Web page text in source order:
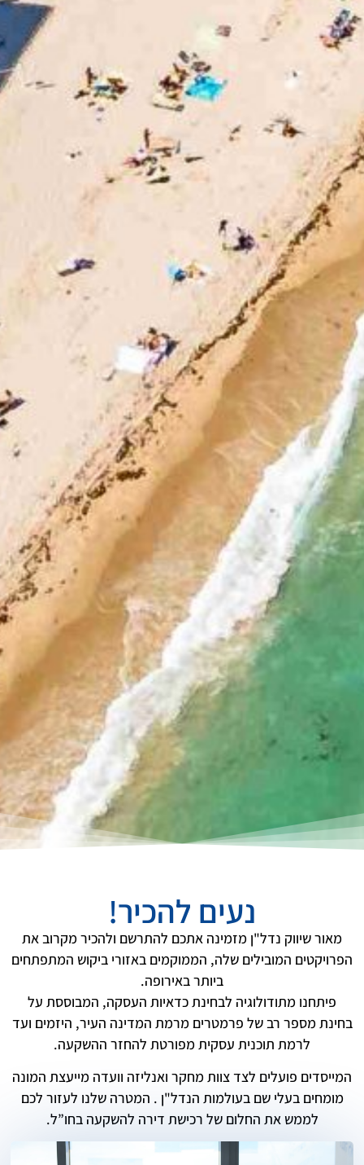
מאור שיווק נדלן
שיווק נדלן בנלאומי
תאמו פגישה
מאור שיווק נדלן
שיווק נדלן בנלאומי
תאמו פגישה
מאור שיווק נדלן
שיווק נדלן בנלאומי
תאמו פגישה
מאור שיווק נדלן
שיווק נדלן בנלאומי
תאמו פגישה
מאור שיווק נדלן
שיווק נדלן בנלאומי
תאמו פגישה
מאור שיווק נדלן
שיווק נדלן בנלאומי
תאמו פגישה
מאור שיווק נדלן
שיווק נדלן בנלאומי
תאמו פגישה
מאור שיווק נדלן
שיווק נדלן בנלאומי
תאמו פגישה
מאור שיווק נדלן
שיווק נדלן בנלאומי
תאמו פגישה
מאור שיווק נדלן
שיווק נדלן בנלאומי
תאמו פגישה
מאור שיווק נדלן
שיווק נדלן בנלאומי
תאמו פגישה
מאור שיווק נדלן
שיווק נדלן בנלאומי
תאמו פגישה
נעים להכיר!
מאור שיווק נדל"ן מזמינה אתכם להתרשם ולהכיר מקרוב את
הפרויקטים המובילים שלה, הממוקמים באזורי ביקוש המתפתחים
ביותר באירופה.
פיתחנו מתודולוגיה לבחינת כדאיות העסקה, המבוססת על
בחינת מספר רב של פרמטרים מרמת המדינה העיר, היזמים ועד
לרמת תוכנית עסקית מפורטת להחזר ההשקעה.
המייסדים פועלים לצד צוות מחקר ואנליזה וועדה מייעצת המונה
מומחים בעלי שם בעולמות הנדל"ן . המטרה שלנו לעזור לכם
לממש את החלום של רכישת דירה להשקעה בחו”ל.